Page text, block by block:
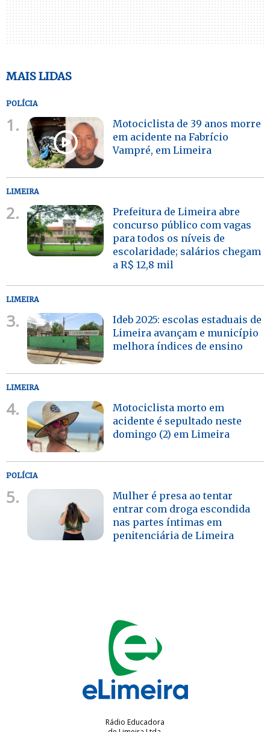
MAIS LIDAS
POLÍCIA
1.
Motociclista de 39 anos morre
em acidente na Fabrício
Vampré, em Limeira
LIMEIRA
2.
Prefeitura de Limeira abre
concurso público com vagas
para todos os níveis de
escolaridade; salários chegam
a R$ 12,8 mil
LIMEIRA
3.
Ideb 2025: escolas estaduais de
Limeira avançam e município
melhora índices de ensino
LIMEIRA
4.
Motociclista morto em
acidente é sepultado neste
domingo (2) em Limeira
POLÍCIA
5.
Mulher é presa ao tentar
entrar com droga escondida
nas partes íntimas em
penitenciária de Limeira
Rádio Educadora